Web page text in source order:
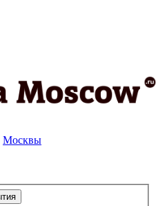
Москвы